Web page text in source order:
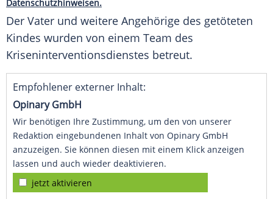
Datenschutzhinweisen.
Der Vater und weitere Angehörige des getöteten
Kindes wurden von einem Team des
Kriseninterventionsdienstes betreut.
Empfohlener externer Inhalt:
Opinary GmbH
Wir benötigen Ihre Zustimmung, um den von unserer
Redaktion eingebundenen Inhalt von Opinary GmbH
anzuzeigen. Sie können diesen mit einem Klick anzeigen
lassen und auch wieder deaktivieren.
jetzt aktivieren